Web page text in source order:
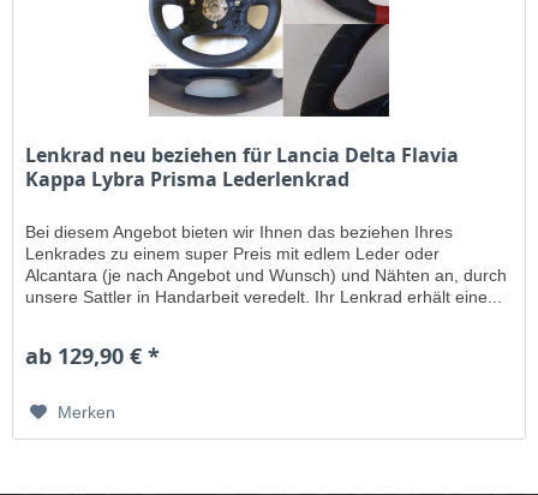
Lenkrad neu beziehen für Lancia Delta Flavia
Kappa Lybra Prisma Lederlenkrad
Bei diesem Angebot bieten wir Ihnen das beziehen Ihres
Lenkrades zu einem super Preis mit edlem Leder oder
Alcantara (je nach Angebot und Wunsch) und Nähten an, durch
unsere Sattler in Handarbeit veredelt. Ihr Lenkrad erhält eine...
ab 129,90 € *
Merken